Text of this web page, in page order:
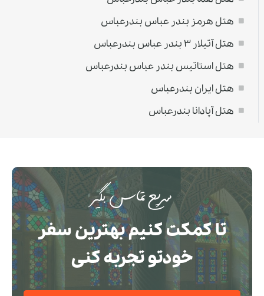
هتل هرمز بندر عباس بندرعباس
هتل آتیلار ۳ بندر عباس بندرعباس
هتل استاتیس بندر عباس بندرعباس
هتل ایران بندرعباس
هتل آپادانا بندرعباس
سریع تماس بگیر
تا کمکت کنیم بهترین سفر
خودتو تجربه کنی